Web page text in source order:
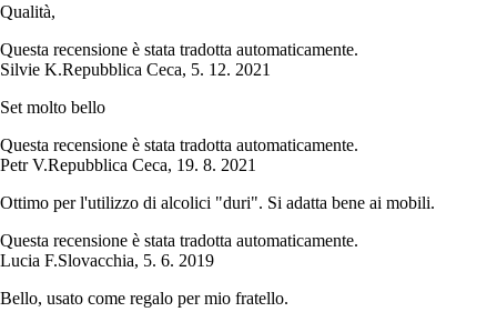
Qualità,
Questa recensione è stata tradotta automaticamente.
Silvie K.Repubblica Ceca, 5. 12. 2021
Set molto bello
Questa recensione è stata tradotta automaticamente.
Petr V.Repubblica Ceca, 19. 8. 2021
Ottimo per l'utilizzo di alcolici "duri". Si adatta bene ai mobili.
Questa recensione è stata tradotta automaticamente.
Lucia F.Slovacchia, 5. 6. 2019
Bello, usato come regalo per mio fratello.